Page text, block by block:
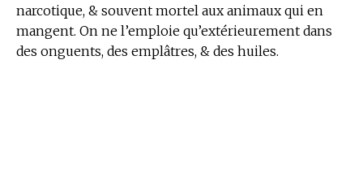
narcotique, & souvent mortel aux animaux qui en
mangent. On ne l’emploie qu’extérieurement dans
des onguents, des emplâtres, & des huiles.